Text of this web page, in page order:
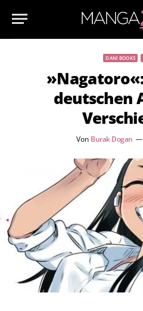
DANI BOOKS
deutschen
Von Burak Dogan